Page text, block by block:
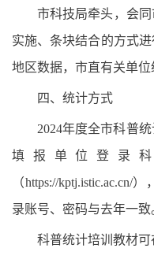
市科技局牵头，会
实施、条块结合的方式
地区数据，市直有关单位
四、统计方式
2024年度全市科普
填报单位登录
（https://kptj.istic.ac.cn/
录账号、密码与去年一致
科普统计培训教材可